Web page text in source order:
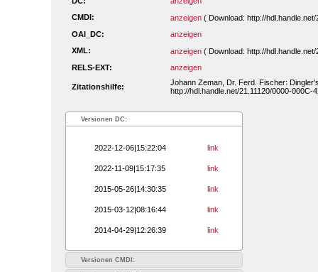
CMDI:
anzeigen ( Download: http://
OAI_DC:
anzeigen
XML:
anzeigen ( Download: http://
RELS-EXT:
anzeigen
Zitationshilfe:
Johann Zeman, Dr. Ferd. Fischer:
http://hdl.handle.net/21.11120/0000-000C-
Versionen DC:
2022-12-06|15:22:04 link
2022-11-09|15:17:35 link
2015-05-26|14:30:35 link
2015-03-12|08:16:44 link
2014-04-29|12:26:39 link
Versionen CMDI: